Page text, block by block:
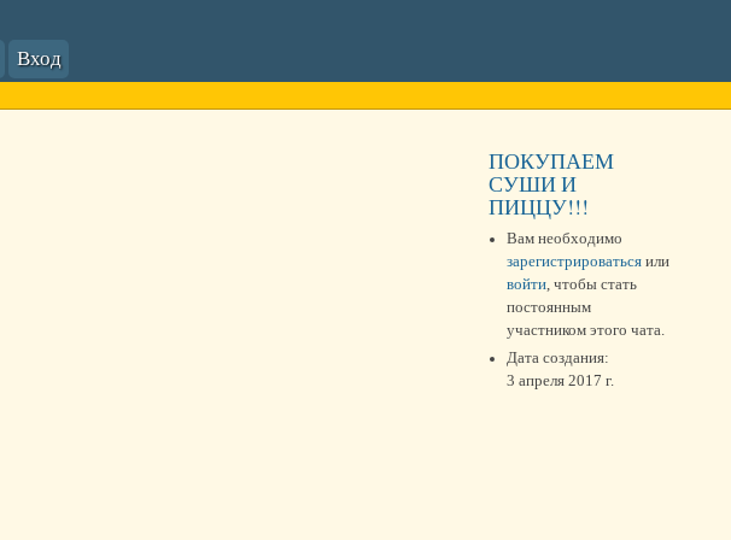
Вход
ПОКУПАЕМ
СУШИ И
ПИЦЦУ!!!
Вам необходимо
зарегистрироваться или
войти, чтобы стать
постоянным
участником этого чата.
Дата создания:
3 апреля 2017 г.